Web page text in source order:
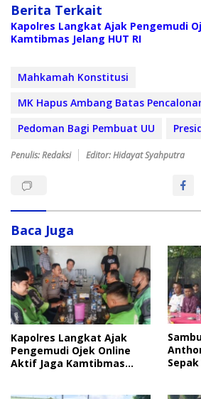
Berita Terkait
Kapolres Langkat Ajak Pengemudi
Kamtibmas Jelang HUT RI
Mahkamah Konstitusi
MK Hapus Ambang Batas
Pedoman Bagi Pembuat UU
Penulis: Redaksi Editor: Hidayat Syahputra
Baca Juga
Kapolres Langkat Ajak
Pengemudi Ojek Online
Aktif Jaga Kamtibmas